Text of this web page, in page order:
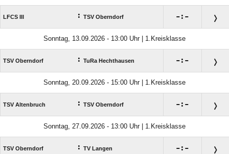
LFCS III : TSV Oberndorf : 
Sonntag, 13.09.2026 - 13:00 Uhr | 1.Kreisklasse
TSV Oberndorf : TuRa Hechthausen : 
Sonntag, 20.09.2026 - 15:00 Uhr | 1.Kreisklasse
TSV Altenbruch : TSV Oberndorf : 
Sonntag, 27.09.2026 - 13:00 Uhr | 1.Kreisklasse
TSV Oberndorf : TV Langen : 